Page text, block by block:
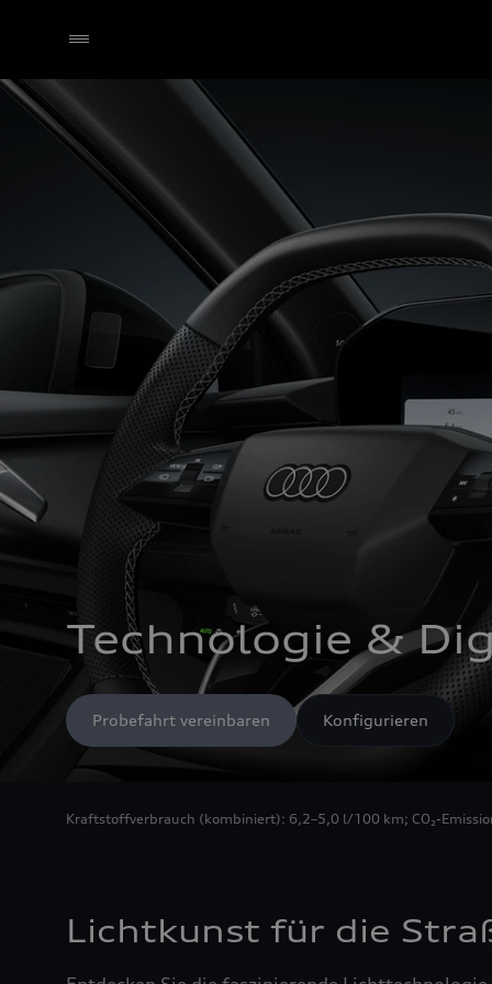
Händler wählen
Technologie & Digitalisierung
Technologie &
Probefahrt vereinbaren Konfigurieren
Kraftstoffverbrauch (kombiniert): 6,2–5,0 l/100 km; CO₂-
Lichtkunst für die